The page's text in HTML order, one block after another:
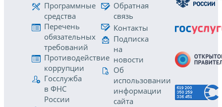
Программные
средства
Перечень
обязательных
требований
Противодействие
коррупции
Госслужба
в ФНС
России
Обратная
связь
Контакты
Подписка
на
новости
Об
использовании
информации
сайта